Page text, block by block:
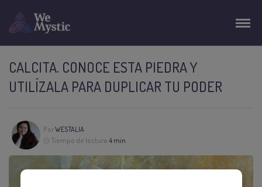
CALCITA. CONOCE ESTA PIEDRA Y
UTILÍZALA PARA DUPLICAR TU PODER
PorWESTALIA
Tiempo de lectura:4 min